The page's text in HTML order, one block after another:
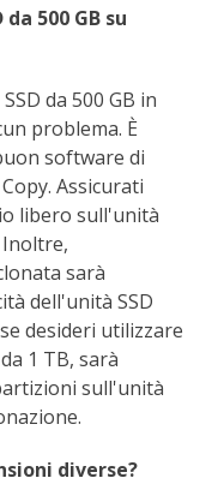
500 GB su
da 500 GB in
problema. È
software di
Assicurati
libero sull'unità
Inoltre,
sarà
dell'unità SSD
desideri utilizzare
1 TB, sarà
sull'unità
diverse?